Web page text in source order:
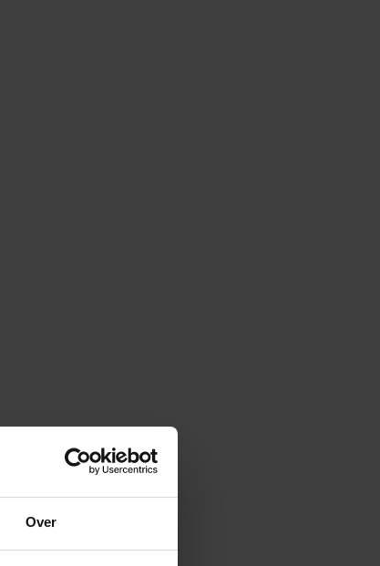
Over